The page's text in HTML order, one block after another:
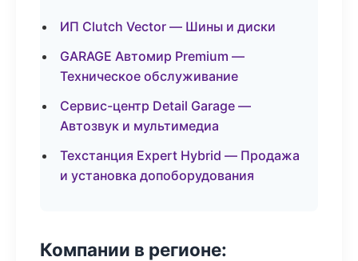
ИП Clutch Vector — Шины и диски
GARAGE Автомир Premium —
Техническое обслуживание
Сервис-центр Detail Garage —
Автозвук и мультимедиа
Техстанция Expert Hybrid — Продажа
и установка допоборудования
Компании в регионе: